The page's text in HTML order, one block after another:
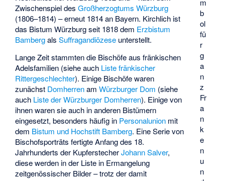
m
b
ol
fü
r
g
a
n
z
Fr
a
n
k
e
n
u
n
Zwischenspiel desGroßherzogtums Würzburg
(1806–1814) – erneut 1814 an Bayern. Kirchlich ist
das Bistum Würzburg seit 1818 dem Erzbistum
BambergalsSuffragandiözese unterstellt.
Lange Zeit stammten die Bischöfe aus fränkischen
Adelsfamilien (siehe auch Liste fränkischer
Rittergeschlechter). Einige Bischöfe waren
zunächst DomherrenamWürzburger Dom (siehe
auch Liste der Würzburger Domherren). Einige von
ihnen waren sie auch in anderen Bistümern
eingesetzt, besonders häufig in Personalunion mit
dem Bistum und Hochstift Bamberg. Eine Serie von
Bischofsporträts fertigte Anfang des 18.
Jahrhunderts der KupferstecherJohann Salver,
diese werden in der Liste in Ermangelung
zeitgenössischer Bilder – trotz der damit